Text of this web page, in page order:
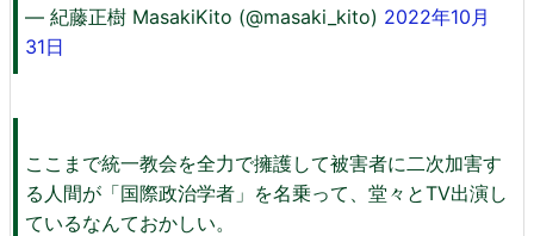
— 紀藤正樹 MasakiKito (@masaki_kito) 2022年10月
31日
ここまで統一教会を全力で擁護して被害者に二次加害す
る人間が「国際政治学者」を名乗って、堂々とTV出演し
ているなんておかしい。